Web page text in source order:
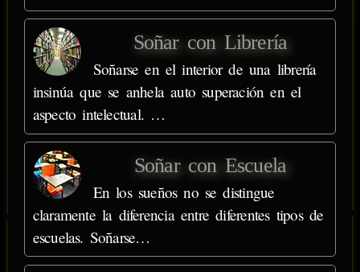
Soñar con Librería
Soñarse en el interior de una librería
insinúa que se anhela auto superación en el
aspecto intelectual. …
Soñar con Escuela
En los sueños no se distingue
claramente la diferencia entre diferentes tipos de
escuelas. Soñarse…